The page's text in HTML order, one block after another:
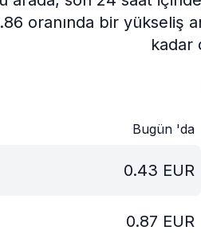
oranında bir yükseliş
kadar
Bugün 'da
0.43 EUR
0.87 EUR